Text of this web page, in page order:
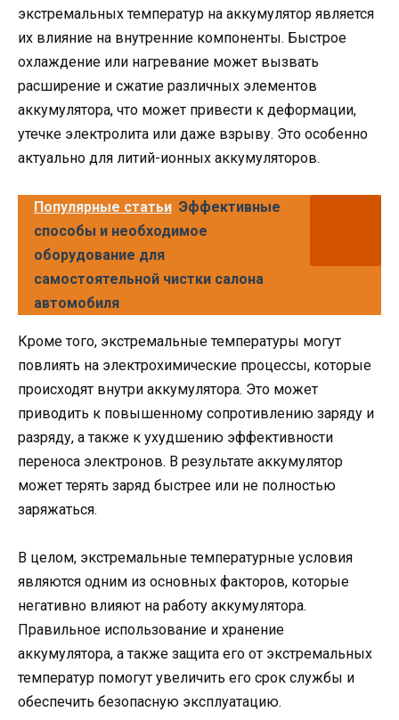
экстремальных температур на аккумулятор является
их влияние на внутренние компоненты. Быстрое
охлаждение или нагревание может вызвать
расширение и сжатие различных элементов
аккумулятора, что может привести к деформации,
утечке электролита или даже взрыву. Это особенно
актуально для литий-ионных аккумуляторов.
Популярные статьи Эффективные
способы и необходимое
оборудование для
самостоятельной чистки салона
автомобиля
Кроме того, экстремальные температуры могут
повлиять на электрохимические процессы, которые
происходят внутри аккумулятора. Это может
приводить к повышенному сопротивлению заряду и
разряду, а также к ухудшению эффективности
переноса электронов. В результате аккумулятор
может терять заряд быстрее или не полностью
заряжаться.
В целом, экстремальные температурные условия
являются одним из основных факторов, которые
негативно влияют на работу аккумулятора.
Правильное использование и хранение
аккумулятора, а также защита его от экстремальных
температур помогут увеличить его срок службы и
обеспечить безопасную эксплуатацию.